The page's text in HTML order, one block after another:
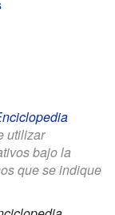
utilizar
bajo la
que se indique